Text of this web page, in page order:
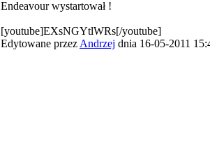
Endeavour wystartował !
[youtube]EXsNGYtlWRs[/youtube]
Edytowane przez Andrzej dnia 16-05-2011